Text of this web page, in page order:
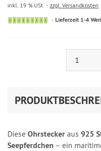
inkl. 19 % USt zzgl. Versandkosten
Lieferzeit 1-4
1
Diese Ohrstecker aus 925
Seepferdchen – ein